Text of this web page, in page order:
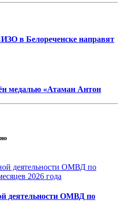
в Белореченске направят
медалью «Атаман Антон
деятельности ОМВД по